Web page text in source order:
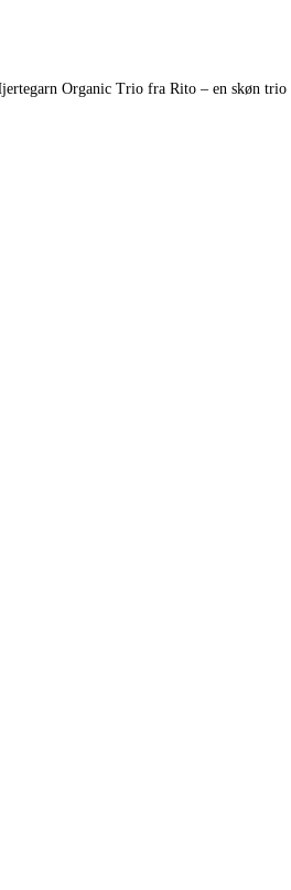
Organic Trio fra Rito – en skøn